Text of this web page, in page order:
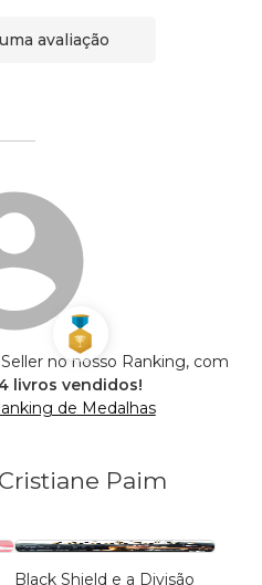
avaliação
no nosso Ranking, com
livros vendidos!
de Medalhas
Paim
Black Shield e a Divisão